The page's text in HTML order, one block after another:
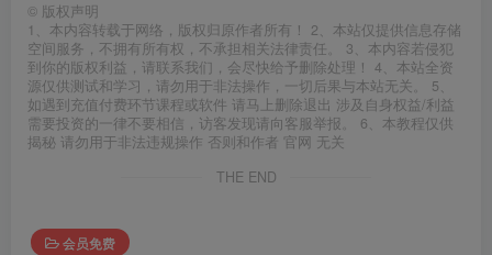
© 版权声明
1、本内容转载于网络，版权归原作者所有！ 2、本站仅提供信息存储
空间服务，不拥有所有权，不承担相关法律责任。 3、本内容若侵犯
到你的版权利益，请联系我们，会尽快给予删除处理！ 4、本站全资
源仅供测试和学习，请勿用于非法操作，一切后果与本站无关。 5、
如遇到充值付费环节课程或软件 请马上删除退出 涉及自身权益/利益
需要投资的一律不要相信，访客发现请向客服举报。 6、本教程仅供
揭秘 请勿用于非法违规操作 否则和作者 官网 无关
THE END
会员免费